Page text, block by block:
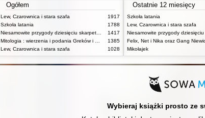
Ogółem
Lew, Czarownica i stara szafa
1917
Szkoła latania
1788
1417
1385
Lew, Czarownica i stara szafa
1028
Ostatnie 12 miesięcy
Szkoła latania
Lew, Czarownica i stara szafa
Mikołajek
Wybieraj książki prosto ze